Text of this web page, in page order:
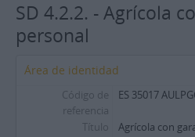
SD 4.2.2. - Agrícola
personal
Área de identidad
Código de
referencia
ES 35017
Título
Agrícola con